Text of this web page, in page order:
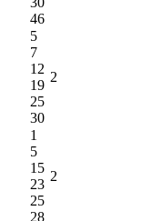
46
5
7
12
19
25
30
2
1
5
15
23
25
28
2